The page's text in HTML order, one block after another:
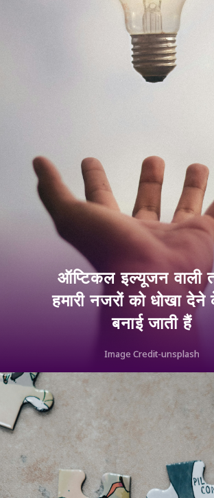
Image Credit-unsplash
ऑप्टिकल इल्यूजन वाली
हमारी नजरों को धोखा
बनाई जाती हैं